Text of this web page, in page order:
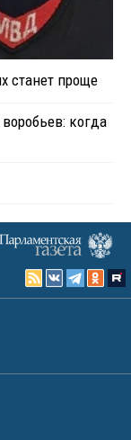
станет проще
когда